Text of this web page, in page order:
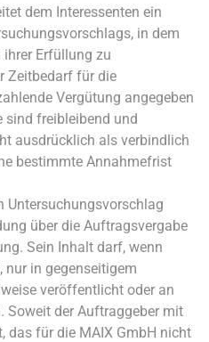
dem Interessenten ein
in dem
Erfüllung zu
Zeitbedarf für die
Vergütung angegeben
sind freibleibend und
ausdrücklich als verbindlich
bestimmte Annahmefrist
Untersuchungsvorschlag
über die Auftragsvergabe
Sein Inhalt darf, wenn
nur in gegenseitigem
veröffentlicht oder an
Soweit der Auftraggeber mit
das für die MAIX GmbH nicht